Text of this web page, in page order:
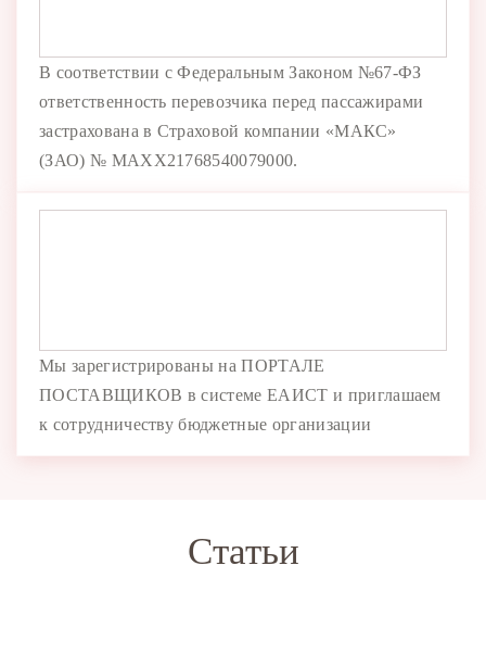
В соответствии с Федеральным Законом №67-ФЗ
ответственность перевозчика перед пассажирами
застрахована в Страховой компании «МАКС»
(ЗАО) № MAXX21768540079000.
Мы зарегистрированы на ПОРТАЛЕ
ПОСТАВЩИКОВ в системе ЕАИСТ и приглашаем
к сотрудничеству бюджетные организации
Статьи